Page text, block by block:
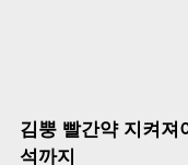
김뿡 빨간약 지켜져
석까지